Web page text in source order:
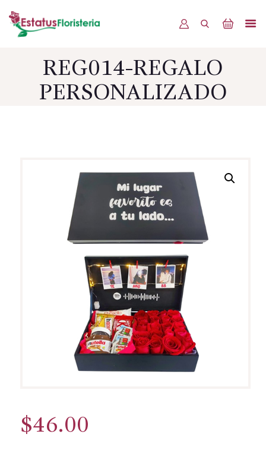
REG014-REGALO
PERSONALIZADO
INICIO
PRODUCTOS
CONTÁCTENOS
$46.00